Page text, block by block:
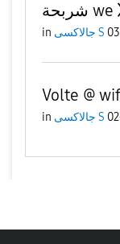
شربحة we
in جالاكسى S
Volte @
in جالاكسى S